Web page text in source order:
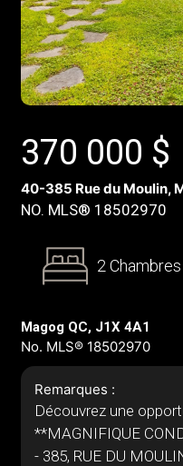
370 000 $
40-385 Rue du Moulin,
NO. MLS® 18502970
2 Chambres
Magog QC, J1X 4A1
No. MLS® 18502970
Remarques :
Découvrez une
**MAGNIFIQUE
- 385, RUE DU